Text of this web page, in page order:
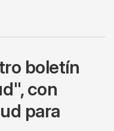
boletín
con
para